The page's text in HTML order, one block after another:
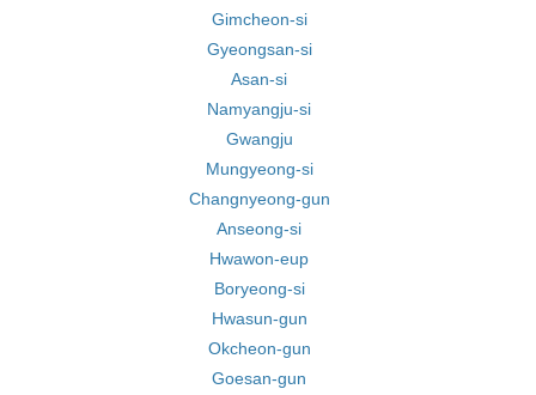
Gimcheon-si
Gyeongsan-si
Asan-si
Namyangju-si
Gwangju
Mungyeong-si
Changnyeong-gun
Anseong-si
Hwawon-eup
Boryeong-si
Hwasun-gun
Okcheon-gun
Goesan-gun